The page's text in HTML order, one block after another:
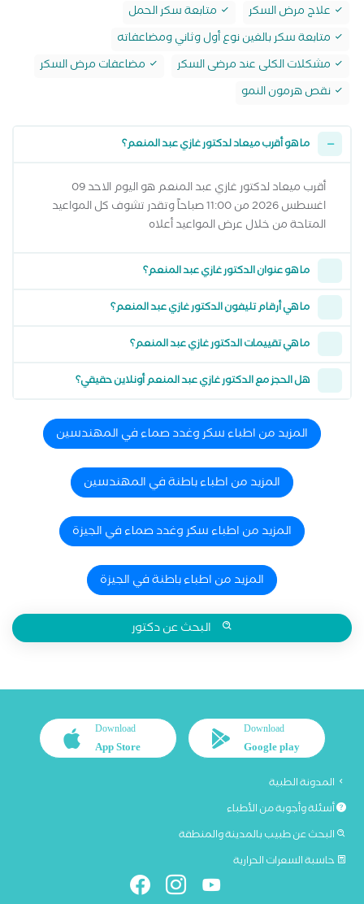
علاج مرض السكر
متابعة سكر الحمل
متابعة سكر بالغين نوع أول وثاني ومضاعفاته
مشكلات الكلى عند مرضى السكر
مضاعفات مرض السكر
نقص هرمون النمو
ما هو أقرب ميعاد لدكتور غازي عبد المنعم؟
أقرب ميعاد لدكتور غازي عبد المنعم هو اليوم الاحد 09
اغسطس 2026 من 11:00 صباحاً وتقدر تشوف كل المواعيد
المتاحة من خلال عرض المواعيد أعلاه
ما هو عنوان الدكتور غازي عبد المنعم؟
ما هي أرقام تليفون الدكتور غازي عبد المنعم؟
ما هي تقييمات الدكتور غازي عبد المنعم؟
هل الحجز مع الدكتور غازي عبد المنعم أونلاين حقيقي؟
المزيد من اطباء سكر وغدد صماء في المهندسين
المزيد من اطباء باطنة في المهندسين
المزيد من اطباء سكر وغدد صماء في الجيزة
المزيد من اطباء باطنة في الجيزة
البحث عن دكتور
Download
Google play
Download
App Store
المدونة الطبية
أسئلة وأجوبة من الأطباء
البحث عن طبيب بالمدينة والمنطقة
حاسبة السعرات الحرارية